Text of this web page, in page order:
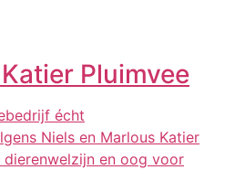
Pluimvee
écht
Niels en Marlous Katier
en oog voor